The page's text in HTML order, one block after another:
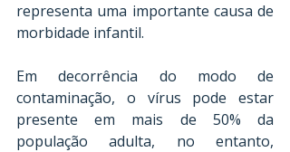
representa uma importante causa de
morbidade infantil.
Em decorrência do modo de
contaminação, o vírus pode estar
presente em mais de 50% da
população adulta, no entanto,